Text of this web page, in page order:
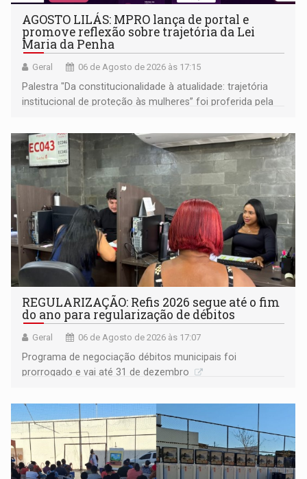
AGOSTO LILÁS: MPRO lança de portal e
promove reflexão sobre trajetória da Lei
Maria da Penha
Geral 06 de Agosto de 2026 às 17:15
Palestra "Da constitucionalidade à atualidade: trajetória
institucional de proteção às mulheres” foi proferida pela
Goiás
REGULARIZAÇÃO: Refis 2026 segue até o fim
do ano para regularização de débitos
Geral 06 de Agosto de 2026 às 17:07
Programa de negociação débitos municipais foi
prorrogado e vai até 31 de dezembro